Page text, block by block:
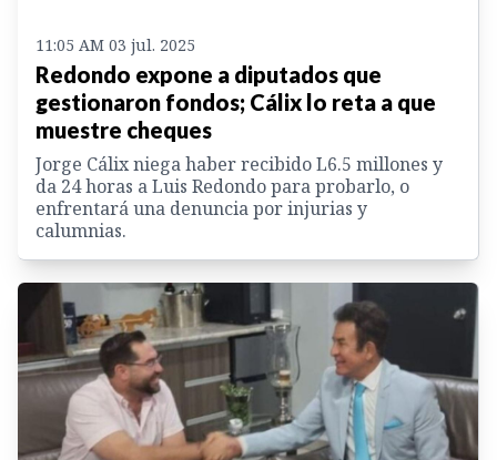
11:05 AM 03 jul. 2025
Redondo expone a diputados que
gestionaron fondos; Cálix lo reta a que
muestre cheques
Jorge Cálix niega haber recibido L6.5 millones y
da 24 horas a Luis Redondo para probarlo, o
enfrentará una denuncia por injurias y
calumnias.